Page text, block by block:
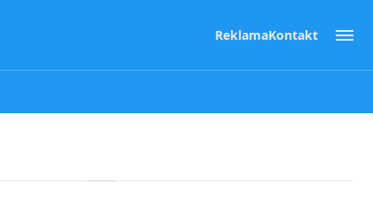
ReklamaKontakt